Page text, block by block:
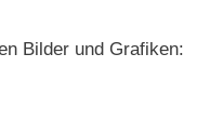
Bilder und Grafiken: